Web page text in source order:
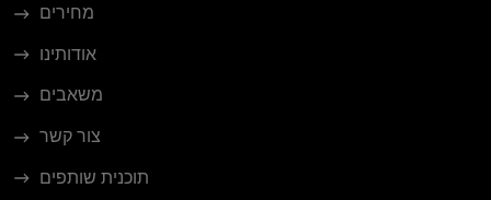
מחירים
אודותינו
משאבים
צור קשר
תוכנית שותפים